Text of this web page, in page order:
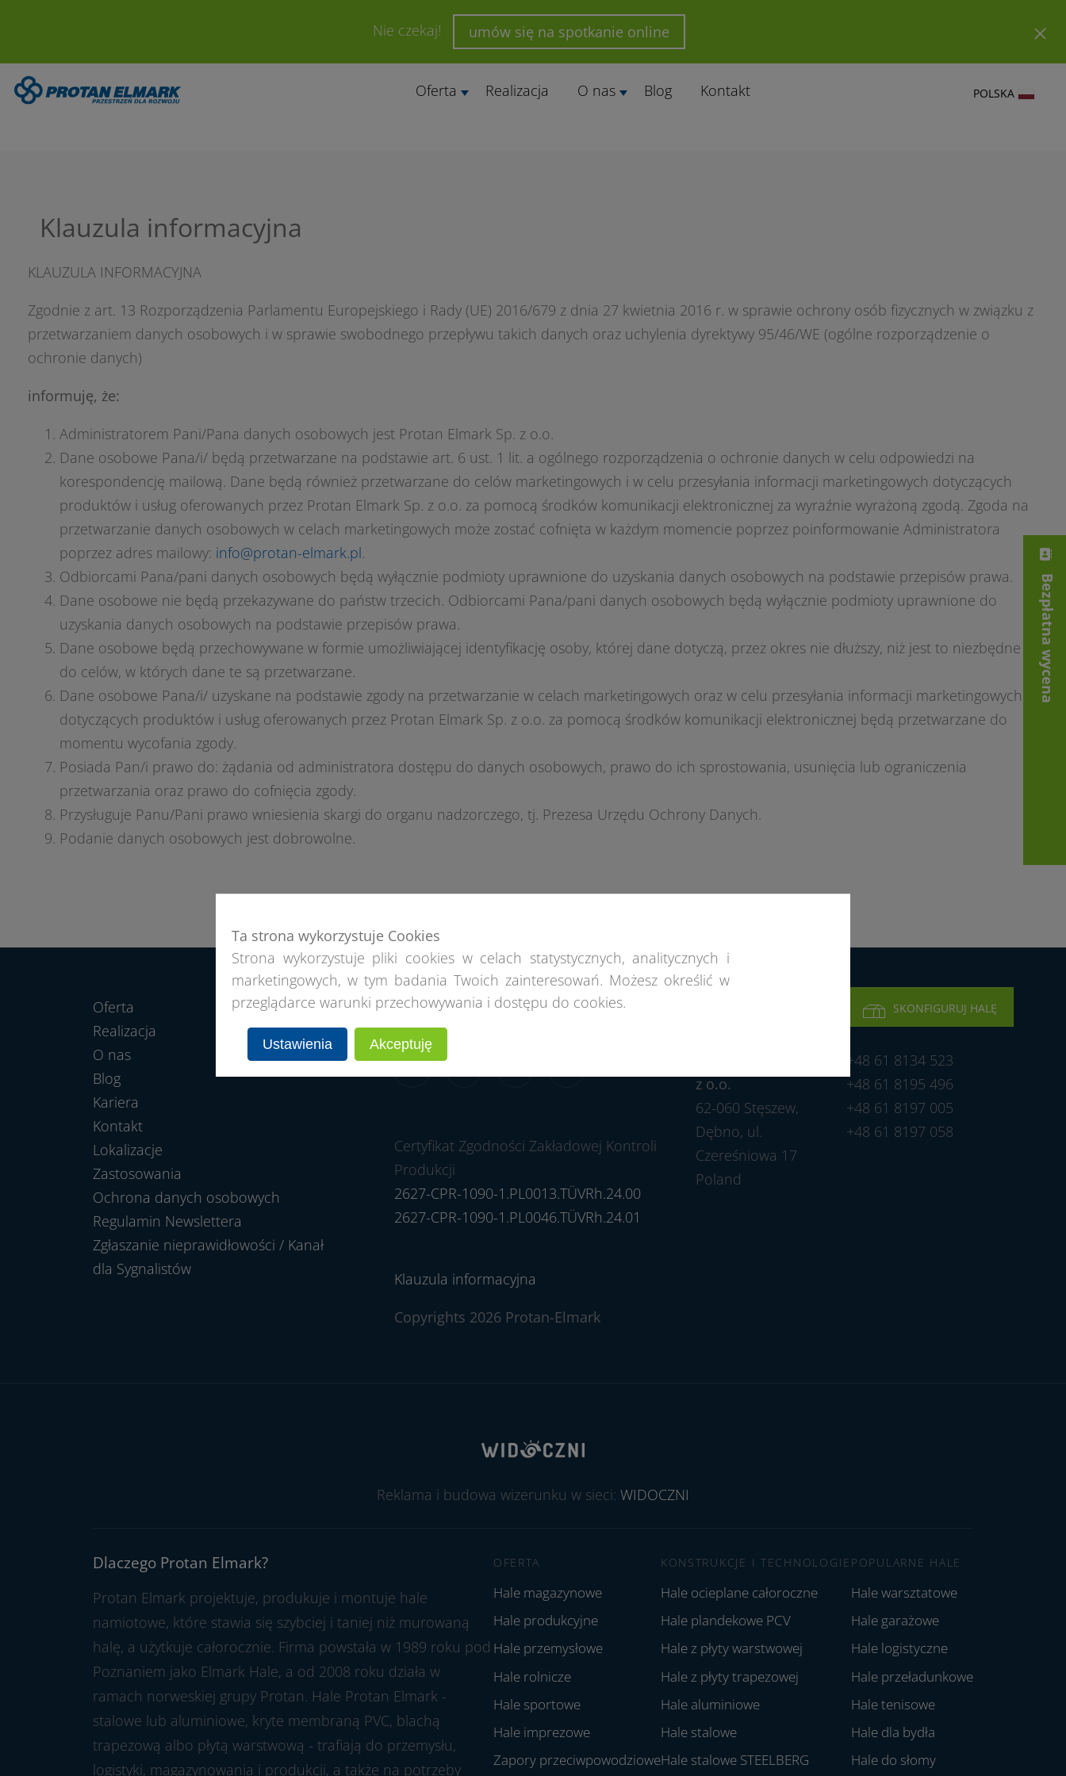
Nie czekaj! umów się na spotkanie online
Oferta Realizacja O nas Blog Kontakt
POLSKA
Protan Elmark - Klauzula informacyjna
Klauzula informacyjna
KLAUZULA INFORMACYJNA
Zgodnie z art. 13 Rozporządzenia Parlamentu Europejskiego i Rady (UE) 2016/679 z dnia 27 kwietnia 2016 r. w sprawie ochrony osób fizycznych w związku z
przetwarzaniem danych osobowych i w sprawie swobodnego przepływu takich danych oraz uchylenia dyrektywy 95/46/WE (ogólne rozporządzenie o
ochronie danych)
informuję, że:
Administratorem Pani/Pana danych osobowych jest Protan Elmark Sp. z o.o.
Dane osobowe Pana/i/ będą przetwarzane na podstawie art. 6 ust. 1 lit. a ogólnego rozporządzenia o ochronie danych w celu odpowiedzi na
korespondencję mailową. Dane będą również przetwarzane do celów marketingowych i w celu przesyłania informacji marketingowych dotyczących
produktów i usług oferowanych przez Protan Elmark Sp. z o.o. za pomocą środków komunikacji elektronicznej za wyraźnie wyrażoną zgodą. Zgoda na
przetwarzanie danych osobowych w celach marketingowych może zostać cofnięta w każdym momencie poprzez poinformowanie Administratora
poprzez adres mailowy: info@protan-elmark.pl.
Odbiorcami Pana/pani danych osobowych będą wyłącznie podmioty uprawnione do uzyskania danych osobowych na podstawie przepisów prawa.
Dane osobowe nie będą przekazywane do państw trzecich. Odbiorcami Pana/pani danych osobowych będą wyłącznie podmioty uprawnione do
uzyskania danych osobowych na podstawie przepisów prawa.
Dane osobowe będą przechowywane w formie umożliwiającej identyfikację osoby, której dane dotyczą, przez okres nie dłuższy, niż jest to niezbędne
do celów, w których dane te są przetwarzane.
Dane osobowe Pana/i/ uzyskane na podstawie zgody na przetwarzanie w celach marketingowych oraz w celu przesyłania informacji marketingowych
dotyczących produktów i usług oferowanych przez Protan Elmark Sp. z o.o. za pomocą środków komunikacji elektronicznej będą przetwarzane do
momentu wycofania zgody.
Posiada Pan/i prawo do: żądania od administratora dostępu do danych osobowych, prawo do ich sprostowania, usunięcia lub ograniczenia
przetwarzania oraz prawo do cofnięcia zgody.
Przysługuje Panu/Pani prawo wniesienia skargi do organu nadzorczego, tj. Prezesa Urzędu Ochrony Danych.
Podanie danych osobowych jest dobrowolne.
Oferta
Realizacja
O nas
Blog
Kariera
Kontakt
Lokalizacje
Zastosowania
Ochrona danych osobowych
Regulamin Newslettera
Zgłaszanie nieprawidłowości / Kanał
dla Sygnalistów
Certyfikat Zgodności Zakładowej Kontroli
Produkcji
2627-CPR-1090-1.PL0013.TÜVRh.24.00
2627-CPR-1090-1.PL0046.TÜVRh.24.01
Klauzula informacyjna
Copyrights 2026 Protan-Elmark
SKONFIGURUJ HALĘ
z o.o.
62-060 Stęszew,
Dębno, ul.
Czereśniowa 17
Poland
+48 61 8134 523
+48 61 8195 496
+48 61 8197 005
+48 61 8197 058
Reklama i budowa wizerunku w sieci: WIDOCZNI
Dlaczego Protan Elmark?
Protan Elmark projektuje, produkuje i montuje hale
namiotowe, które stawia się szybciej i taniej niż murowaną
halę, a użytkuje całorocznie. Firma powstała w 1989 roku pod
Poznaniem jako Elmark Hale, a od 2008 roku działa w
ramach norweskiej grupy Protan. Hale Protan Elmark -
stalowe lub aluminiowe, kryte membraną PVC, blachą
trapezową albo płytą warstwową - trafiają do przemysłu,
logistyki, magazynowania i produkcji, a także na potrzeby
OFERTA
Hale magazynowe
Hale produkcyjne
Hale przemysłowe
Hale rolnicze
Hale sportowe
Hale imprezowe
Zapory przeciwpowodziowe
KONSTRUKCJE I TECHNOLOGIE
Hale ocieplane całoroczne
Hale plandekowe PCV
Hale z płyty warstwowej
Hale z płyty trapezowej
Hale aluminiowe
Hale stalowe
Hale stalowe STEELBERG
POPULARNE HALE
Hale warsztatowe
Hale garażowe
Hale logistyczne
Hale przeładunkowe
Hale tenisowe
Hale dla bydła
Hale do słomy
Bezpłatna wycena
Ta strona wykorzystuje Cookies
Strona wykorzystuje pliki cookies w celach statystycznych, analitycznych i
marketingowych, w tym badania Twoich zainteresowań. Możesz określić w
przeglądarce warunki przechowywania i dostępu do cookies.
Ustawienia Akceptuję